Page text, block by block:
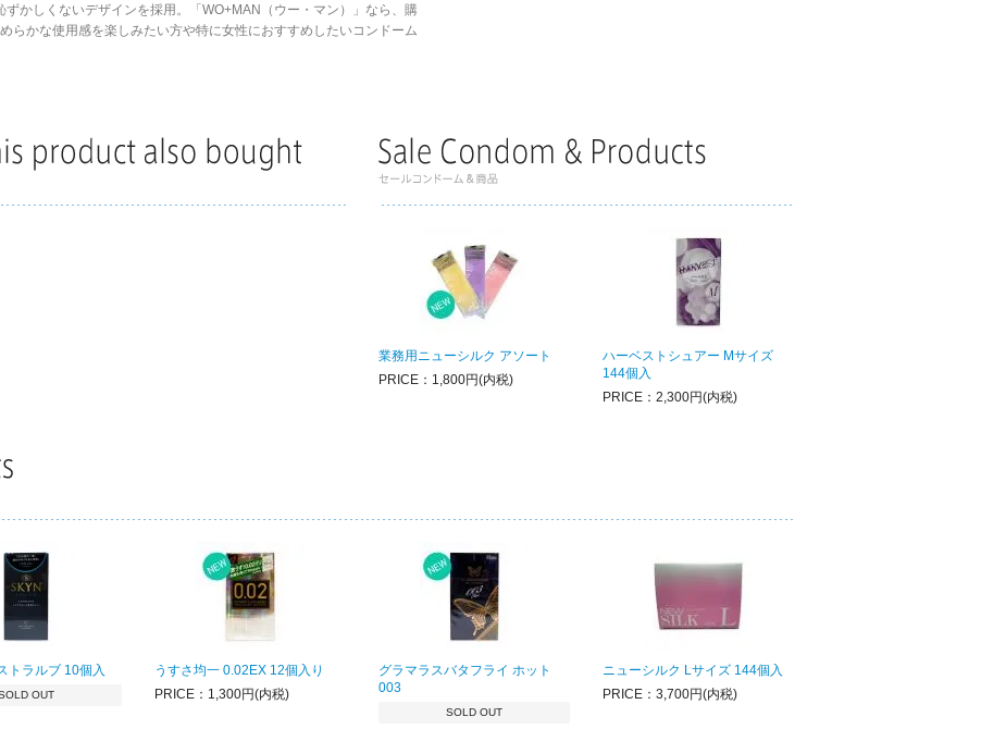
かしくないデザインを採用。「WO+MAN（ウー・マン）」なら、購
らかな使用感を楽しみたい方や特に女性におすすめしたいコンドーム
業務用ニューシルク アソート
PRICE：1,800円(内税)
ハーベストシュアー Mサイズ
144個入
PRICE：2,300円(内税)
トラルブ 10個入
OUT
うすさ均一 0.02EX 12個入り
PRICE：1,300円(内税)
グラマラスバタフライ ホット
003
SOLD OUT
ニューシルク Lサイズ 144個入
PRICE：3,700円(内税)